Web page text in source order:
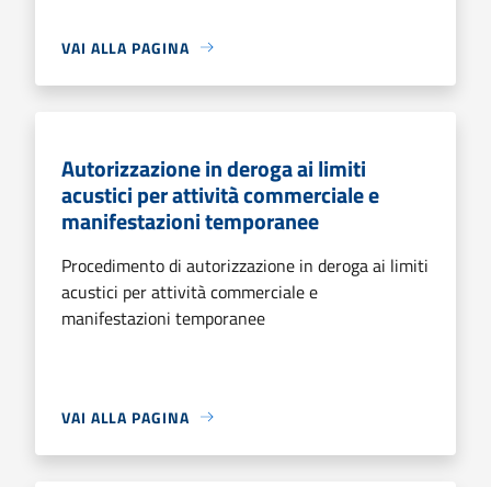
VAI ALLA PAGINA
Autorizzazione in deroga ai limiti
acustici per attività commerciale e
manifestazioni temporanee
Procedimento di autorizzazione in deroga ai limiti
acustici per attività commerciale e
manifestazioni temporanee
VAI ALLA PAGINA